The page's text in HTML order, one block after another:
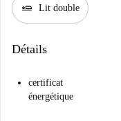
airline_seat_flat Lit double
Détails
certificat
énergétique